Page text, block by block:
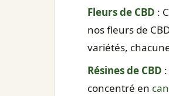
Fleurs de CBD :
nos fleurs de
variétés,
Résines de CBD
concentré en